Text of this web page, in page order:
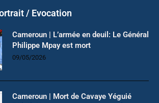
/ Evocation
Cameroun | L’armée en deuil: Le Général
Philippe Mpay est mort
09/05/2026
Cameroun | Mort de Cavaye Yéguié